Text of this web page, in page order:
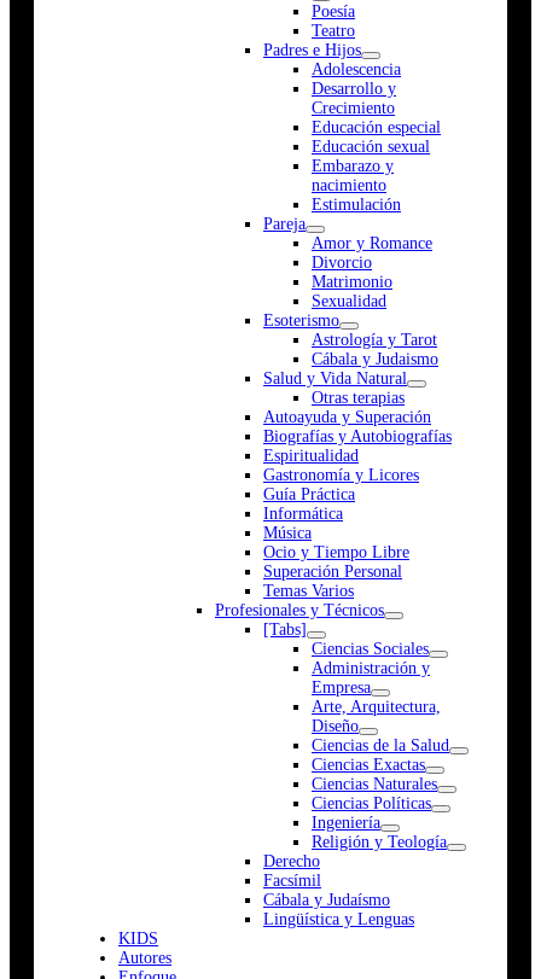
Poesía
Teatro
Padres e Hijos
Adolescencia
Desarrollo y
Crecimiento
Educación especial
Educación sexual
Embarazo y
nacimiento
Estimulación
Pareja
Amor y Romance
Divorcio
Matrimonio
Sexualidad
Esoterismo
Astrología y Tarot
Cábala y Judaismo
Salud y Vida Natural
Otras terapias
Autoayuda y Superación
Biografías y Autobiografías
Espiritualidad
Gastronomía y Licores
Guía Práctica
Informática
Música
Ocio y Tiempo Libre
Superación Personal
Temas Varios
Profesionales y Técnicos
[Tabs]
Ciencias Sociales
Administración y
Empresa
Arte, Arquitectura,
Diseño
Ciencias de la Salud
Ciencias Exactas
Ciencias Naturales
Ciencias Políticas
Ingeniería
Religión y Teología
Derecho
Facsímil
Cábala y Judaísmo
Lingüística y Lenguas
KIDS
Autores